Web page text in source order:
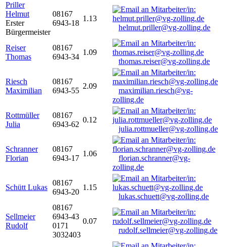
Priller
Helmut
Erster
Bürgermeister
08167
6943-18
1.13
helmut.priller@vg-zolling.de
Reiser
Thomas
08167
6943-34
1.09
thomas.reiser@vg-zolling.de
Riesch
Maximilian
08167
6943-55
2.09
maximilian.riesch@vg-
zolling.de
Rottmüller
Julia
08167
6943-62
0.12
julia.rottmueller@vg-zolling.de
Schranner
Florian
08167
6943-17
1.06
florian.schranner@vg-
zolling.de
Schütt Lukas
08167
6943-20
1.15
lukas.schuett@vg-zolling.de
Sellmeier
Rudolf
08167
6943-43
0171
3032403
0.07
rudolf.sellmeier@vg-zolling.de